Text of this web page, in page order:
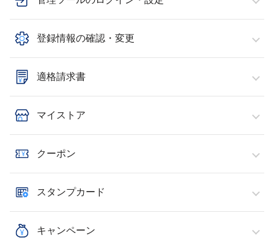
登録情報の確認・変更
適格請求書
マイストア
クーポン
スタンプカード
キャンペーン